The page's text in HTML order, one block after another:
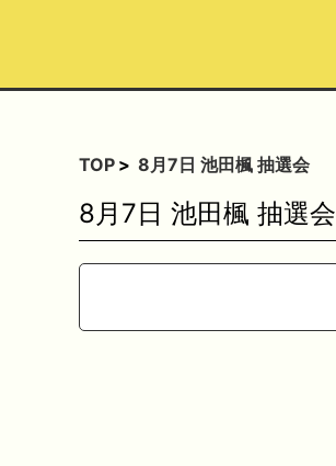
TOP 8月7日 池田楓 抽選会
8月7日 池田楓 抽選会